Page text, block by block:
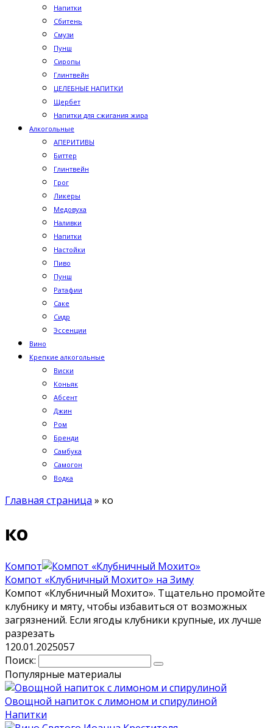
Напитки
Сбитень
Смузи
Пунш
Сиропы
Глинтвейн
ЦЕЛЕБНЫЕ НАПИТКИ
Щербет
Напитки для сжигания жира
Алкогольные
АПЕРИТИВЫ
Биттер
Глинтвейн
Грог
Ликеры
Медовуха
Наливки
Напитки
Настойки
Пиво
Пунш
Ратафии
Саке
Сидр
Эссенции
Вино
Крепкие алкогольные
Виски
Коньяк
Абсент
Джин
Ром
Бренди
Самбука
Самогон
Водка
Главная страница » ко
ко
Компот
Компот «Клубничный Мохито» на Зиму
Компот «Клубничный Мохито». Тщательно промойте
клубнику и мяту, чтобы избавиться от возможных
загрязнений. Если ягоды клубники крупные, их лучше
разрезать
120.01.2025057
Поиск:
Популярные материалы
Овощной напиток с лимоном и спирулиной
Напитки